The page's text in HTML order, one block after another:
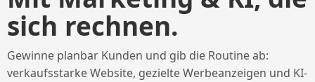
sich rechnen.
Gewinne planbar Kunden und gib die Routine ab:
verkaufsstarke Website, gezielte Werbeanzeigen und KI-